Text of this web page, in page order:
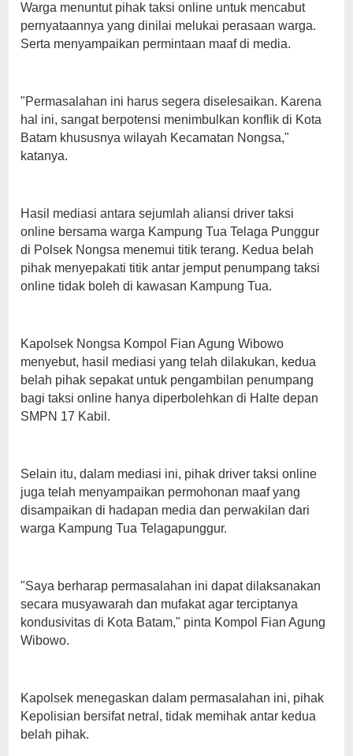
Warga menuntut pihak taksi online untuk mencabut
pernyataannya yang dinilai melukai perasaan warga.
Serta menyampaikan permintaan maaf di media.
"Permasalahan ini harus segera diselesaikan. Karena
hal ini, sangat berpotensi menimbulkan konflik di Kota
Batam khususnya wilayah Kecamatan Nongsa,"
katanya.
Hasil mediasi antara sejumlah aliansi driver taksi
online bersama warga Kampung Tua Telaga Punggur
di Polsek Nongsa menemui titik terang. Kedua belah
pihak menyepakati titik antar jemput penumpang taksi
online tidak boleh di kawasan Kampung Tua.
Kapolsek Nongsa Kompol Fian Agung Wibowo
menyebut, hasil mediasi yang telah dilakukan, kedua
belah pihak sepakat untuk pengambilan penumpang
bagi taksi online hanya diperbolehkan di Halte depan
SMPN 17 Kabil.
Selain itu, dalam mediasi ini, pihak driver taksi online
juga telah menyampaikan permohonan maaf yang
disampaikan di hadapan media dan perwakilan dari
warga Kampung Tua Telagapunggur.
"Saya berharap permasalahan ini dapat dilaksanakan
secara musyawarah dan mufakat agar terciptanya
kondusivitas di Kota Batam," pinta Kompol Fian Agung
Wibowo.
Kapolsek menegaskan dalam permasalahan ini, pihak
Kepolisian bersifat netral, tidak memihak antar kedua
belah pihak.